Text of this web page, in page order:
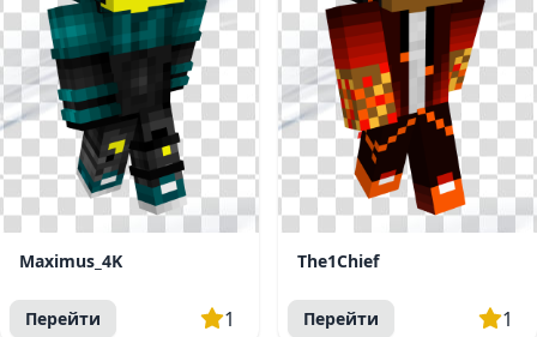
Maximus_4K
Перейти 1
The1Chief
Перейти 1